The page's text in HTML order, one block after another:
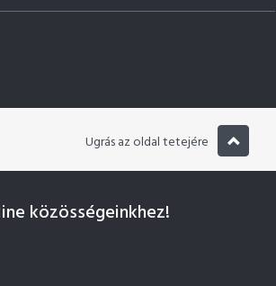
Ugrás az oldal tetejére
közösségeinkhez!